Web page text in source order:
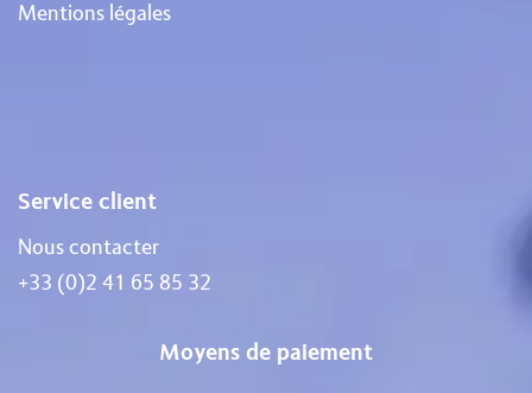
Mentions légales
Service client
Nous contacter
+33 (0)2 41 65 85 32
Moyens de paiement